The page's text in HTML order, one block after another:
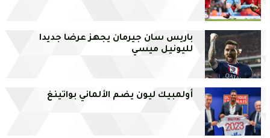
باريس سان جيرمان يجهز عرضا جديدا
لليونيل ميسي
أولمبيك ليون يضم الألماني بواتينغ